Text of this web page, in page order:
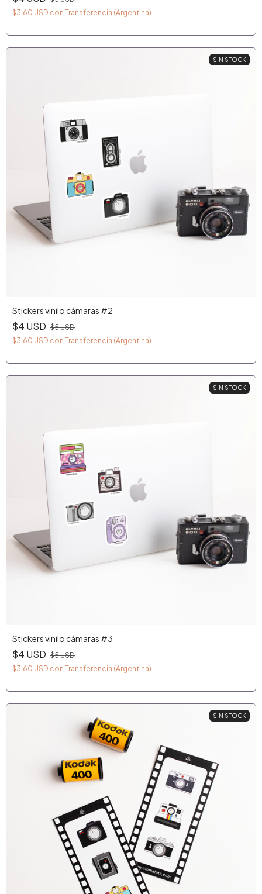
$3.60 USD con Transferencia (Argentina)
SIN STOCK
Stickers vinilo cámaras #2
$4 USD $5 USD
$3.60 USD con Transferencia (Argentina)
SIN STOCK
Stickers vinilo cámaras #3
$4 USD $5 USD
$3.60 USD con Transferencia (Argentina)
SIN STOCK